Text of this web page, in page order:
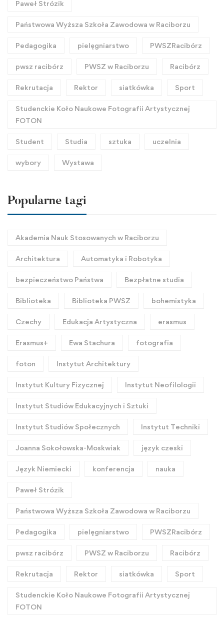
Paweł Strózik
Państwowa Wyższa Szkoła Zawodowa w Raciborzu
Pedagogika pielęgniarstwo PWSZRacibórz
pwsz racibórz PWSZ w Raciborzu Racibórz
Rekrutacja Rektor siatkówka Sport
Studenckie Koło Naukowe Fotografii Artystycznej
FOTON
Student Studia sztuka uczelnia
wybory Wystawa
Popularne tagi
Akademia Nauk Stosowanych w Raciborzu
Architektura Automatyka i Robotyka
bezpieczeństwo Państwa Bezpłatne studia
Biblioteka Biblioteka PWSZ bohemistyka
Czechy Edukacja Artystyczna erasmus
Erasmus+ Ewa Stachura fotografia
foton Instytut Architektury
Instytut Kultury Fizycznej Instytut Neofilologii
Instytut Studiów Edukacyjnych i Sztuki
Instytut Studiów Społecznych Instytut Techniki
Joanna Sokołowska-Moskwiak język czeski
Język Niemiecki konferencja nauka
Paweł Strózik
Państwowa Wyższa Szkoła Zawodowa w Raciborzu
Pedagogika pielęgniarstwo PWSZRacibórz
pwsz racibórz PWSZ w Raciborzu Racibórz
Rekrutacja Rektor siatkówka Sport
Studenckie Koło Naukowe Fotografii Artystycznej
FOTON